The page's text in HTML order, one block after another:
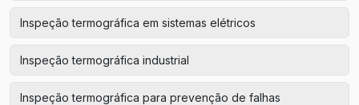
Inspeção termográfica em sistemas elétricos
Inspeção termográfica industrial
Inspeção termográfica para prevenção de falhas